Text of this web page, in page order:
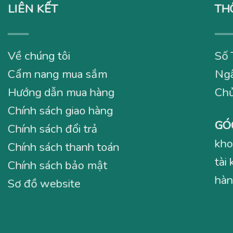
LIÊN KẾT
Về chúng tôi
Cẩm nang mua sắm
Hướng dẫn mua hàng
Chính sách giao hàng
Chính sách đổi trả
Chính sách thanh toán
Chính sách bảo mật
Sơ đồ website
Số
tài